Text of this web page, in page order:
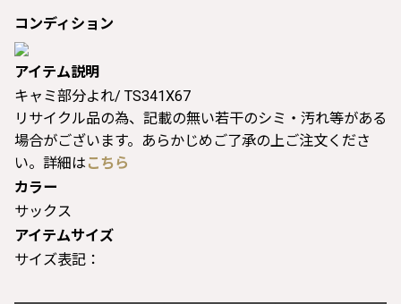
コンディション
アイテム説明
キャミ部分よれ/ TS341X67
リサイクル品の為、記載の無い若干のシミ・汚れ等がある
場合がございます。あらかじめご了承の上ご注文くださ
い。詳細は こちら
カラー
サックス
アイテムサイズ
サイズ表記：